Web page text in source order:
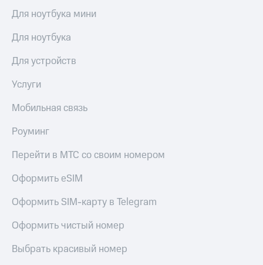
Для ноутбука мини
Для ноутбука
Для устройств
Услуги
Мобильная связь
Роуминг
Перейти в МТС со своим номером
Оформить eSIM
Оформить SIM-карту в Telegram
Оформить чистый номер
Выбрать красивый номер